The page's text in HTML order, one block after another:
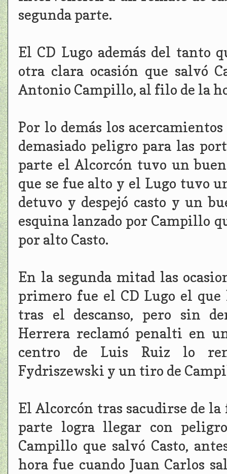
segunda parte.
El CD Lugo además del tanto
otra clara ocasión que salvó
Antonio Campillo, al filo de la
Por lo demás los
demasiado peligro para las
parte el Alcorcón tuvo un
que se fue alto y el Lugo tuvo
detuvo y despejó casto y un
esquina lanzado por Campillo
por alto Casto.
En la segunda mitad las
primero fue el CD Lugo el
tras el descanso, pero sin
Herrera reclamó penalti en
centro de Luis Ruiz lo
Fydriszewski y un tiro de
El Alcorcón tras sacudirse de
parte logra llegar con
Campillo que salvó Casto,
hora fue cuando Juan Carlos